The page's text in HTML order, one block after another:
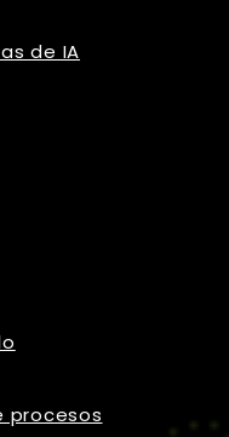
de IA
procesos